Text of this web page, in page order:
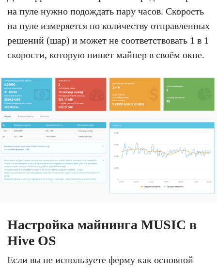
на пуле нужно подождать пару часов. Скорость
на пуле измеряется по количеству отправленных
решений (шар) и может не соответствовать 1 в 1
скорости, которую пишет майнер в своём окне.
Настройка майнинга MUSIC в
Hive OS
Если вы не используете ферму как основной